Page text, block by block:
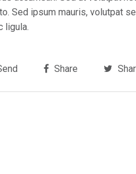
Sed ipsum mauris, volutpat
ligula.
Share